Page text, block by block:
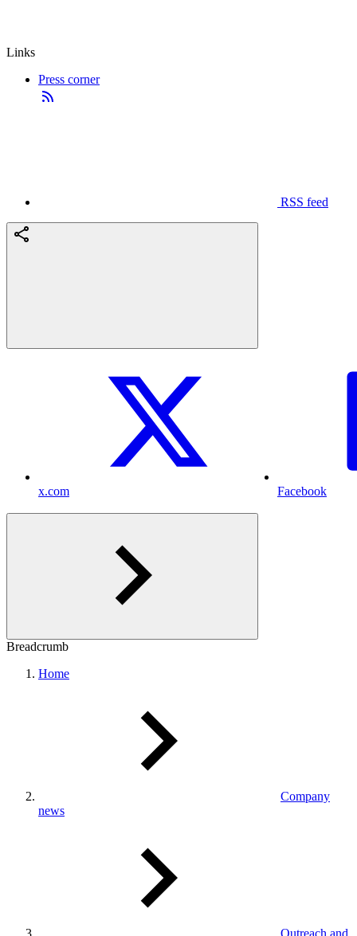
Links
Press corner
RSS feed
x.com Facebook
Breadcrumb
Home
Company
news
Outreach and